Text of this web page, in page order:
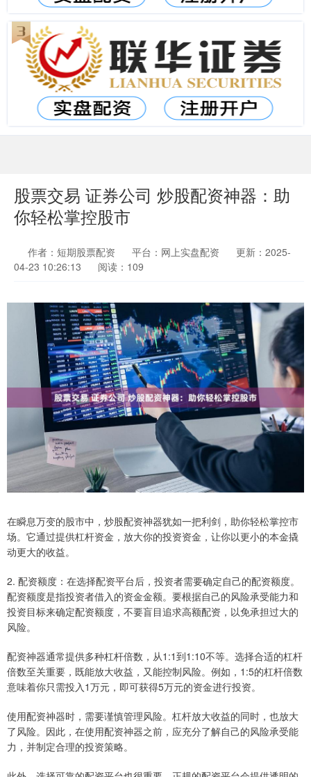
股票交易 证券公司 炒股配资神器：助
你轻松掌控股市
作者：短期股票配资 平台：网上实盘配资
更新：2025-
04-23 10:26:13
阅读：109
在瞬息万变的股市中，炒股配资神器犹如一把利剑，助你轻松掌控市
场。它通过提供杠杆资金，放大你的投资资金，让你以更小的本金撬
动更大的收益。
2. 配资额度：在选择配资平台后，投资者需要确定自己的配资额度。
配资额度是指投资者借入的资金金额。要根据自己的风险承受能力和
投资目标来确定配资额度，不要盲目追求高额配资，以免承担过大的
风险。
配资神器通常提供多种杠杆倍数，从1:1到1:10不等。选择合适的杠杆
倍数至关重要，既能放大收益，又能控制风险。例如，1:5的杠杆倍数
意味着你只需投入1万元，即可获得5万元的资金进行投资。
使用配资神器时，需要谨慎管理风险。杠杆放大收益的同时，也放大
了风险。因此，在使用配资神器之前，应充分了解自己的风险承受能
力，并制定合理的投资策略。